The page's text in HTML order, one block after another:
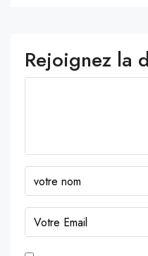
Rejoignez la